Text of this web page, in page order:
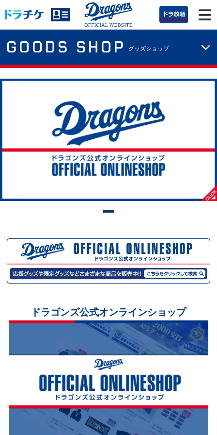
GOODS SHOP グッズショップ
ドラゴンズ公式オンラインショップ